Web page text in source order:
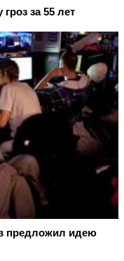
за 55 лет
предложил идею